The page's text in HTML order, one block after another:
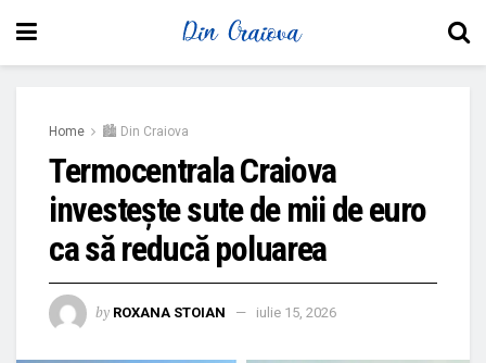
Home 🏙 Din Craiova
Termocentrala Craiova
investește sute de mii de euro
ca să reducă poluarea
by ROXANA STOIAN iulie 15, 2026